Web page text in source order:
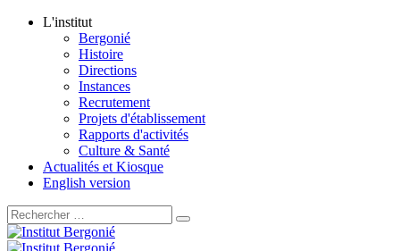
L'institut
Bergonié
Histoire
Directions
Instances
Recrutement
Projets d'établissement
Rapports d'activités
Culture & Santé
Actualités et Kiosque
English version
Rechercher :